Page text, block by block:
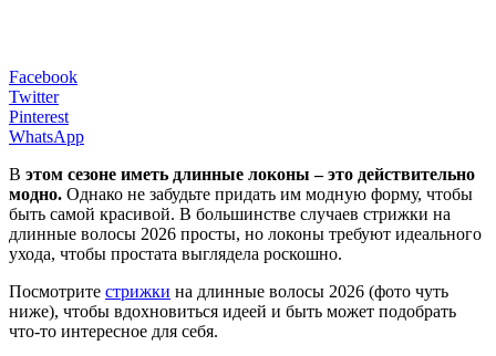
Facebook
Twitter
Pinterest
WhatsApp
В этом сезоне иметь длинные локоны – это действительно
модно. Однако не забудьте придать им модную форму, чтобы
быть самой красивой. В большинстве случаев стрижки на
длинные волосы 2026 просты, но локоны требуют идеального
ухода, чтобы простата выглядела роскошно.
Посмотрите стрижки на длинные волосы 2026 (фото чуть
ниже), чтобы вдохновиться идеей и быть может подобрать
что-то интересное для себя.